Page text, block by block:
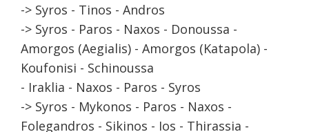
-> Syros - Tinos - Andros
-> Syros - Paros - Naxos - Donoussa -
Amorgos (Aegialis) - Amorgos (Katapola) -
Koufonisi - Schinoussa
- Iraklia - Naxos - Paros - Syros
-> Syros - Mykonos - Paros - Naxos -
Folegandros - Sikinos - Ios - Thirassia -